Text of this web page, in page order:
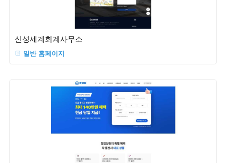
신성세계회계사무소
일반 홈페이지